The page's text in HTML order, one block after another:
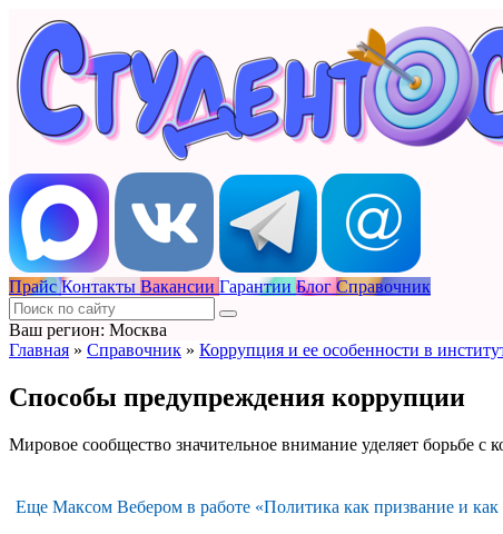
Прайс Контакты Вакансии Гарантии Блог Справочник
Ваш регион: Москва
Главная » Справочник » Коррупция и ее особенности в
Способы предупреждения коррупции
Мировое сообщество значительное внимание уделяет борьбе с
Еще Максом Вебером в работе «Политика как призвание и